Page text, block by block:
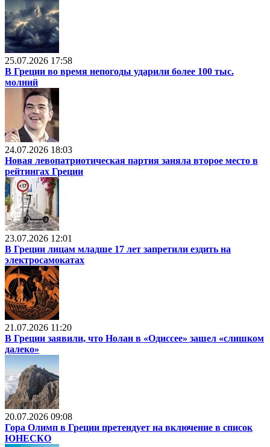
25.07.2026 17:58
В Греции во время непогоды ударили более 100 тыс.
молний
24.07.2026 18:03
Новая левопатриотическая партия заняла второе место в
рейтингах Греции
23.07.2026 12:01
В Греции лицам младше 17 лет запретили ездить на
электросамокатах
21.07.2026 11:20
В Греции заявили, что Нолан в «Одиссее» зашел «слишком
далеко»
20.07.2026 09:08
Гора Олимп в Греции претендует на включение в список
ЮНЕСКО